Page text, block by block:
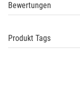
Bewertungen
Produkt Tags